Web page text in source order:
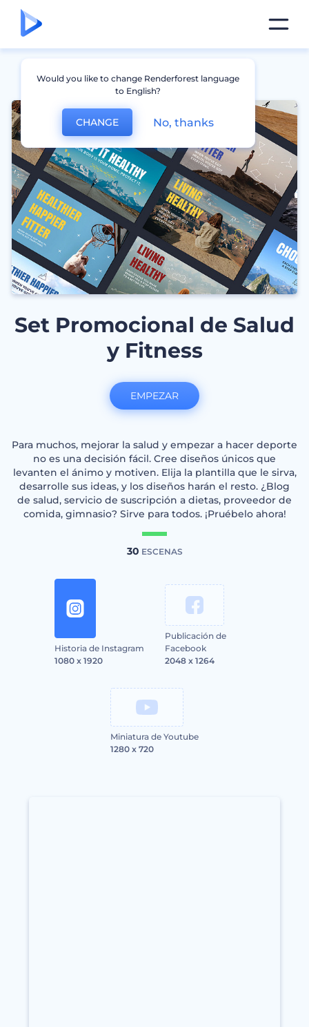
Set Promocional de Salud
y Fitness
Para muchos, mejorar la salud y empezar a hacer deporte
no es una decisión fácil. Cree diseños únicos que
levanten el ánimo y motiven. Elija la plantilla que le sirva,
desarrolle sus ideas, y los diseños harán el resto. ¿Blog
de salud, servicio de suscripción a dietas, proveedor de
comida, gimnasio? Sirve para todos. ¡Pruébelo ahora!
30 ESCENAS
Historia de Instagram
1080 x 1920
Publicación de
Facebook
2048 x 1264
Miniatura de Youtube
1280 x 720
EMPEZAR
Would you like to change Renderforest language
to English?
CHANGE No, thanks